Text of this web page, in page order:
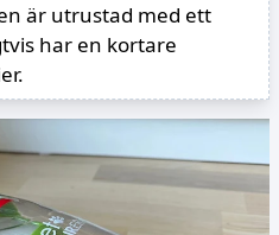
är utrustad med ett
har en kortare